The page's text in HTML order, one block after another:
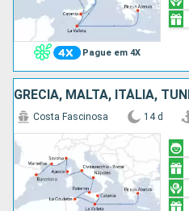
Pague em 4X
Costa Fascinosa 14 d